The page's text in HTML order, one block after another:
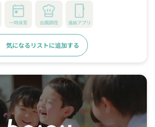
一時保育 自園調理 連絡アプリ
気になるリストに追加する